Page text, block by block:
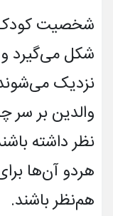
شخصیت کودک
شکل می­‌گیرد
نزدیک
والدین بر سر
نظر داشته
هردو آن­‌ها
هم‌نظر باشند.